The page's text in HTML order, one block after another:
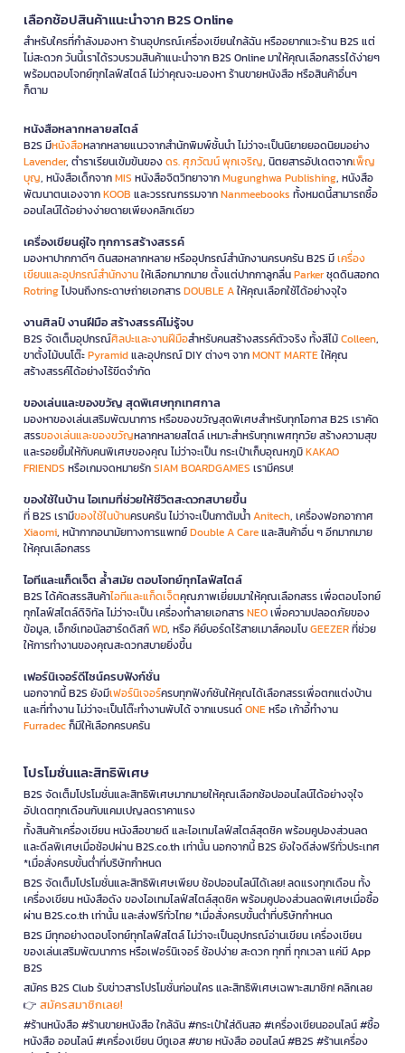
เลือกช้อปสินค้าแนะนำจาก B2S Online
สำหรับใครที่กำลังมองหา ร้านอุปกรณ์เครื่องเขียนใกล้ฉัน หรืออยากแวะร้าน B2S แต่
ไม่สะดวก วันนี้เราได้รวบรวมสินค้าแนะนำจาก B2S Online มาให้คุณเลือกสรรได้ง่ายๆ
พร้อมตอบโจทย์ทุกไลฟ์สไตล์ ไม่ว่าคุณจะมองหา ร้านขายหนังสือ หรือสินค้าอื่นๆ
ก็ตาม
หนังสือหลากหลายสไตล์
B2S มีหนังสือหลากหลายแนวจากสำนักพิมพ์ชั้นนำ ไม่ว่าจะเป็นนิยายยอดนิยมอย่าง
Lavender, ตำราเรียนเข้มข้นของดร. ศุภวัฒน์ พุกเจริญ, นิตยสารอัปเดตจากเพ็ญ
บุญ, หนังสือเด็กจากMIS หนังสือจิตวิทยาจากMugunghwa Publishing, หนังสือ
พัฒนาตนเองจากKOOB และวรรณกรรมจากNanmeebooks ทั้งหมดนี้สามารถซื้อ
ออนไลน์ได้อย่างง่ายดายเพียงคลิกเดียว
เครื่องเขียนคู่ใจ ทุกการสร้างสรรค์
มองหาปากกาดีๆ ดินสอหลากหลาย หรืออุปกรณ์สำนักงานครบครัน B2S มีเครื่อง
เขียนและอุปกรณ์สำนักงานให้เลือกมากมาย ตั้งแต่ปากกาลูกลื่นParkerชุดดินสอกด
Rotringไปจนถึงกระดาษถ่ายเอกสารDOUBLE Aให้คุณเลือกใช้ได้อย่างจุใจ
งานศิลป์ งานฝีมือ สร้างสรรค์ไม่รู้จบ
B2S จัดเต็มอุปกรณ์ศิลปะและงานฝีมือสำหรับคนสร้างสรรค์ตัวจริง ทั้งสีไม้Colleen,
ขาตั้งไม้บนโต๊ะPyramidและอุปกรณ์ DIY ต่างๆ จากMONT MARTEให้คุณ
สร้างสรรค์ได้อย่างไร้ขีดจำกัด
ของเล่นและของขวัญ สุดพิเศษทุกเทศกาล
มองหาของเล่นเสริมพัฒนาการ หรือของขวัญสุดพิเศษสำหรับทุกโอกาส B2S เราคัด
สรรของเล่นและของขวัญหลากหลายสไตล์ เหมาะสำหรับทุกเพศทุกวัย สร้างความสุข
และรอยยิ้มให้กับคนพิเศษของคุณ ไม่ว่าจะเป็น กระเป๋าเก็บอุณหภูมิKAKAO
FRIENDS หรือเกมจดหมายรักSIAM BOARDGAMES เรามีครบ!
ของใช้ในบ้าน ไอเทมที่ช่วยให้ชีวิตสะดวกสบายขึ้น
ที่ B2S เรามีของใช้ในบ้านครบครัน ไม่ว่าจะเป็นกาต้มน้ำAnitech, เครื่องฟอกอากาศ
Xiaomi, หน้ากากอนามัยทางการแพทย์Double A Careและสินค้าอื่น ๆ อีกมากมาย
ให้คุณเลือกสรร
ไอทีและแก็ดเจ็ต ล้ำสมัย ตอบโจทย์ทุกไลฟ์สไตล์
B2S ได้คัดสรรสินค้าไอทีและแก็ดเจ็ตคุณภาพเยี่ยมมาให้คุณเลือกสรร เพื่อตอบโจทย์
ทุกไลฟ์สไตล์ดิจิทัล ไม่ว่าจะเป็น เครื่องทำลายเอกสารNEOเพื่อความปลอดภัยของ
ข้อมูล, เอ็กซ์เทอนัลฮาร์ดดิสก์WD, หรือ คีย์บอร์ดไร้สายเมาส์คอมโบGEEZERที่ช่วย
ให้การทำงานของคุณสะดวกสบายยิ่งขึ้น
เฟอร์นิเจอร์ดีไซน์ครบฟังก์ชั่น
นอกจากนี้ B2S ยังมีเฟอร์นิเจอร์ครบทุกฟังก์ชันให้คุณได้เลือกสรรเพื่อตกแต่งบ้าน
และที่ทำงาน ไม่ว่าจะเป็นโต๊ะทำงานพับได้ จากแบรนด์ONEหรือ เก้าอี้ทำงาน
Furradecก็มีให้เลือกครบครัน
โปรโมชั่นและสิทธิพิเศษ
B2S จัดเต็มโปรโมชั่นและสิทธิพิเศษมากมายให้คุณเลือกช้อปออนไลน์ได้อย่างจุใจ
อัปเดตทุกเดือนกับแคมเปญลดราคาแรง
ทั้งสินค้าเครื่องเขียน หนังสือขายดี และไอเทมไลฟ์สไตล์สุดชิค พร้อมคูปองส่วนลด
และดีลพิเศษเมื่อช้อปผ่าน B2S.co.th เท่านั้น นอกจากนี้ B2S ยังใจดีส่งฟรีทั่วประเทศ
*เมื่อสั่งครบขั้นต่ำที่บริษัทกำหนด
B2S จัดเต็มโปรโมชั่นและสิทธิพิเศษเพียบ ช้อปออนไลน์ได้เลย! ลดแรงทุกเดือน ทั้ง
เครื่องเขียน หนังสือดัง ของไอเทมไลฟ์สไตล์สุดชิค พร้อมคูปองส่วนลดพิเศษเมื่อซื้อ
ผ่าน B2S.co.th เท่านั้น และส่งฟรีทั่วไทย *เมื่อสั่งครบขั้นต่ำที่บริษัทกำหนด
B2S มีทุกอย่างตอบโจทย์ทุกไลฟ์สไตล์ ไม่ว่าจะเป็นอุปกรณ์อ่านเขียน เครื่องเขียน
ของเล่นเสริมพัฒนาการ หรือเฟอร์นิเจอร์ ช้อปง่าย สะดวก ทุกที่ ทุกเวลา แค่มี App
B2S
สมัคร B2S Club รับข่าวสารโปรโมชั่นก่อนใคร และสิทธิพิเศษเฉพาะสมาชิก! คลิกเลย
👉 สมัครสมาชิกเลย!
#ร้านหนังสือ #ร้านขายหนังสือ ใกล้ฉัน #กระเป๋าใส่ดินสอ #เครื่องเขียนออนไลน์ #ซื้อ
หนังสือ ออนไลน์ #เครื่องเขียน บีทูเอส #ขาย หนังสือ ออนไลน์ #B2S #ร้านเครื่อง